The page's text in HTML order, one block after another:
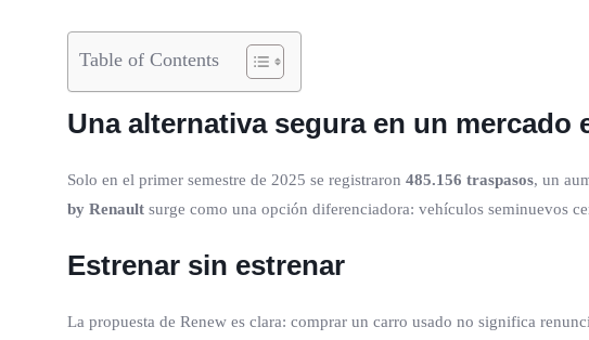
Table of Contents
Una alternativa segura en un mercado
Solo en el primer semestre de 2025 se registraron 485.156 traspasos, un
by Renault surge como una opción diferenciadora: vehículos seminuevos
Estrenar sin estrenar
La propuesta de Renew es clara: comprar un carro usado no significa